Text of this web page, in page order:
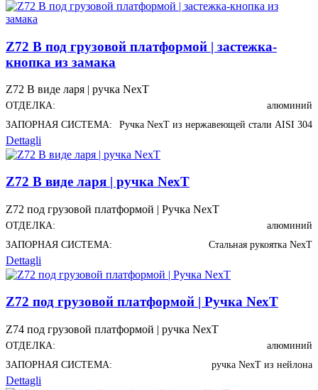
Z72 В под грузовой платформой | застежка-
кнопка из замака
Z72 В виде ларя | ручка NexT
ОТДЕЛКА:
алюминий
ЗАПОРНАЯ СИСТЕМА:
Ручка NexT из нержавеющей стали AISI 304
Dettagli
Z72 В виде ларя | ручка NexT
Z72 под грузовой платформой | Ручка NexT
ОТДЕЛКА:
алюминий
ЗАПОРНАЯ СИСТЕМА:
Стальная рукоятка NexT
Dettagli
Z72 под грузовой платформой | Ручка NexT
Z74 под грузовой платформой | ручка NexT
ОТДЕЛКА:
алюминий
ЗАПОРНАЯ СИСТЕМА:
ручка NexT из нейлона
Dettagli